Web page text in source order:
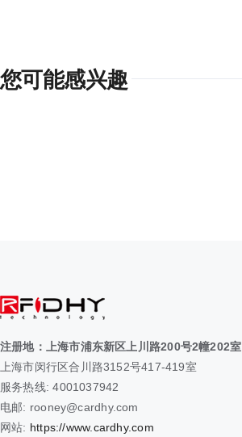
您可能感兴趣
注册地：上海市浦东新区上川路200号2幢202室
上海市闵行区合川路3152号417-419室
服务热线: 4001037942
电邮: rooney@cardhy.com
网站: https://www.cardhy.com